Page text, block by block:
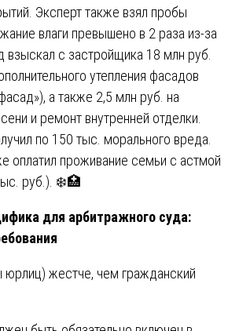
Эксперт также взял пробы
влаги превышено в 2 раза из-за
взыскал с застройщика 18 млн руб.
утепления фасадов
а также 2,5 млн руб. на
и ремонт внутренней отделки.
по 150 тыс. морального вреда.
оплатил проживание семьи с астмой
руб.). ❄️🏥
для арбитражного суда:
жестче, чем гражданский